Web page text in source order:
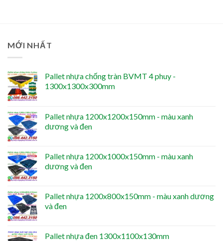
MỚI NHẤT
Pallet nhựa chống tràn BVMT 4 phuy -
1300x1300x300mm
Pallet nhựa 1200x1200x150mm - màu xanh
dương và đen
Pallet nhựa 1200x1000x150mm - màu xanh
dương và đen
Pallet nhựa 1200x800x150mm - màu xanh dương
và đen
Pallet nhựa đen 1300x1100x130mm